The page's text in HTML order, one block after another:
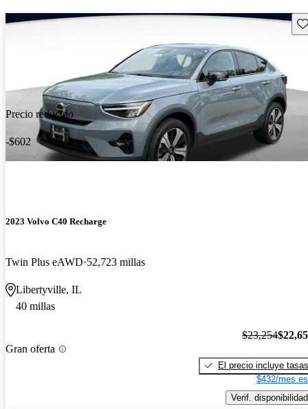
Precio reducido
-$602
2023 Volvo C40 Recharge
Twin Plus eAWD 52,723 millas
Libertyville, IL
40 millas
Gran oferta
$23,254
El precio incluye tasas
$432/mes
Verif. disponibilidad